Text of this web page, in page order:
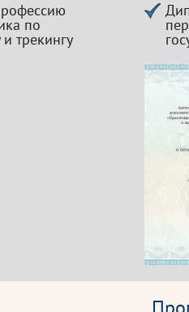
по
трекингу